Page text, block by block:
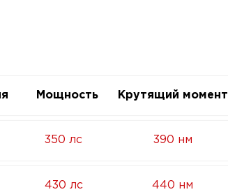
Мощность Крутящий момент
350 лс 390 нм
430 лс 440 нм